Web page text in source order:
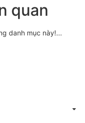
quan
danh mục này!...